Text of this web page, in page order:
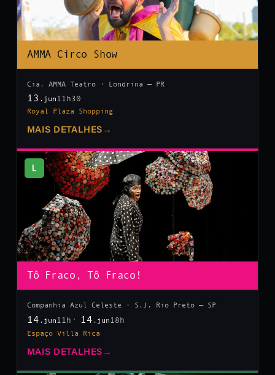
AMMA Circo Show
Cia. AMMA Teatro · Londrina — PR
13 .jun 11h30
Royal Plaza Shopping
MAIS DETALHES →
L
Tô Fraco, Tô Fraco!
Companhia Azul Celeste · S.J. Rio Preto — SP
14 .jun 11h 14 .jun 18h
Espaço Villa Rica
MAIS DETALHES →